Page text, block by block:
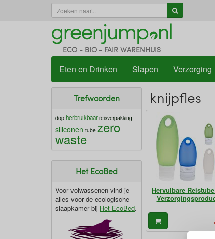
ECO - BIO - FAIR WARENHUIS
Eten en Drinken Slapen Verzorging
Trefwoorden
dopherbruikbaar reisverpakking
siliconen tube zero
waste
Het EcoBed
Voor volwassenen vind je
alles voor de ecologische
slaapkamer bij Het EcoBed.
knijpfles
Hervulbare